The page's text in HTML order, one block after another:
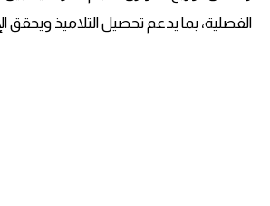
الفصلية، بما يدعم تحصيل التلاميذ ويحقق